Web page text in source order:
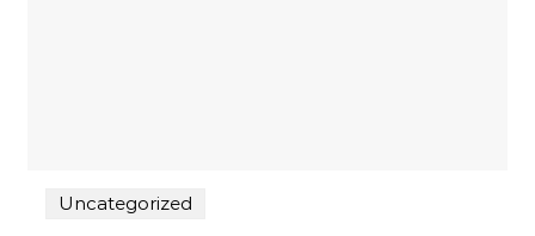
Uncategorized